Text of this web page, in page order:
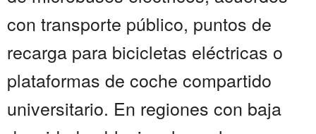
con transporte público, puntos de
recarga para bicicletas eléctricas o
plataformas de coche compartido
universitario. En regiones con baja